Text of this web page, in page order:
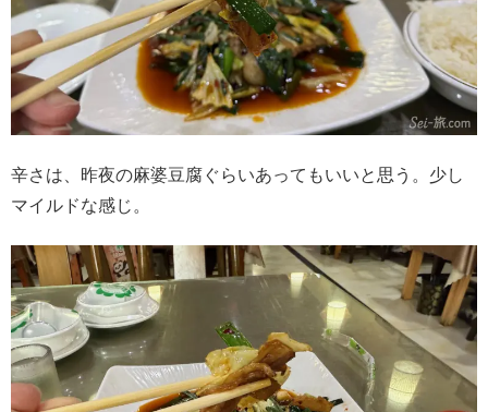
辛さは、昨夜の麻婆豆腐ぐらいあってもいいと思う。少し
マイルドな感じ。